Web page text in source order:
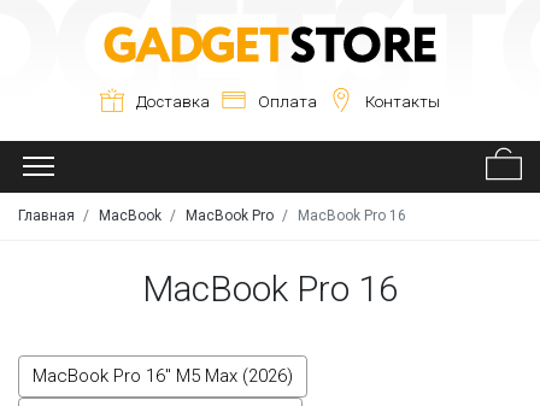
Доставка Оплата Контакты
Главная MacBook MacBook Pro MacBook Pro 16
MacBook Pro 16
MacBook Pro 16" M5 Max (2026)